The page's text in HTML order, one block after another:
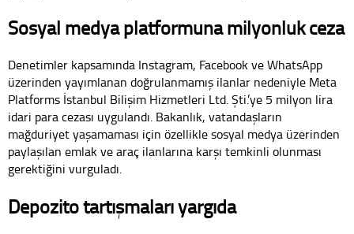
Sosyal medya platformuna milyonluk ceza
Denetimler kapsamında Instagram, Facebook ve WhatsApp
üzerinden yayımlanan doğrulanmamış ilanlar nedeniyle Meta
Platforms İstanbul Bilişim Hizmetleri Ltd. Şti.’ye 5 milyon lira
idari para cezası uygulandı. Bakanlık, vatandaşların
mağduriyet yaşamaması için özellikle sosyal medya üzerinden
paylaşılan emlak ve araç ilanlarına karşı temkinli olunması
gerektiğini vurguladı.
Depozito tartışmaları yargıda